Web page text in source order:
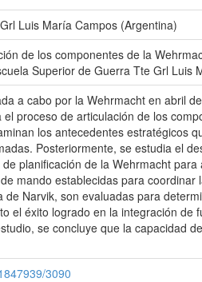
Luis María Campos (Argentina)
de los componentes de la
Superior de Guerra Tte Grl Luis
a cabo por la Wehrmacht en abril
el proceso de articulación de los
los antecedentes estratégicos
Posteriormente, se estudia el
planificación de la Wehrmacht
mando establecidas para
de Narvik, son evaluadas para
el éxito logrado en la integración
se concluye que la capacidad
3090